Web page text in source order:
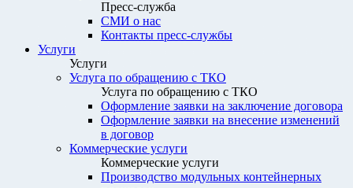
Пресс-служба
СМИ о нас
Контакты пресс-службы
Услуги
Услуги
Услуга по обращению с ТКО
Услуга по обращению с ТКО
Оформление заявки на заключение договора
Оформление заявки на внесение изменений
в договор
Коммерческие услуги
Коммерческие услуги
Производство модульных контейнерных